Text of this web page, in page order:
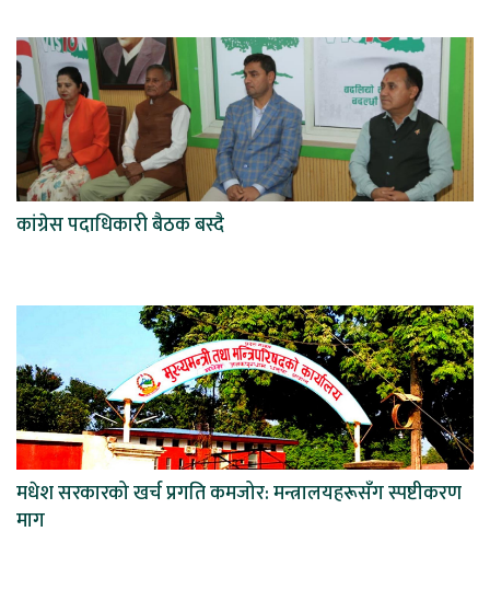
कांग्रेस पदाधिकारी बैठक बस्दै
मधेश सरकारको खर्च प्रगति कमजोर: मन्त्रालयहरूसँग स्पष्टीकरण
माग